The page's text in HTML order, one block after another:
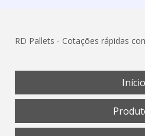
RD Pallets - Cotações rápidas
Início